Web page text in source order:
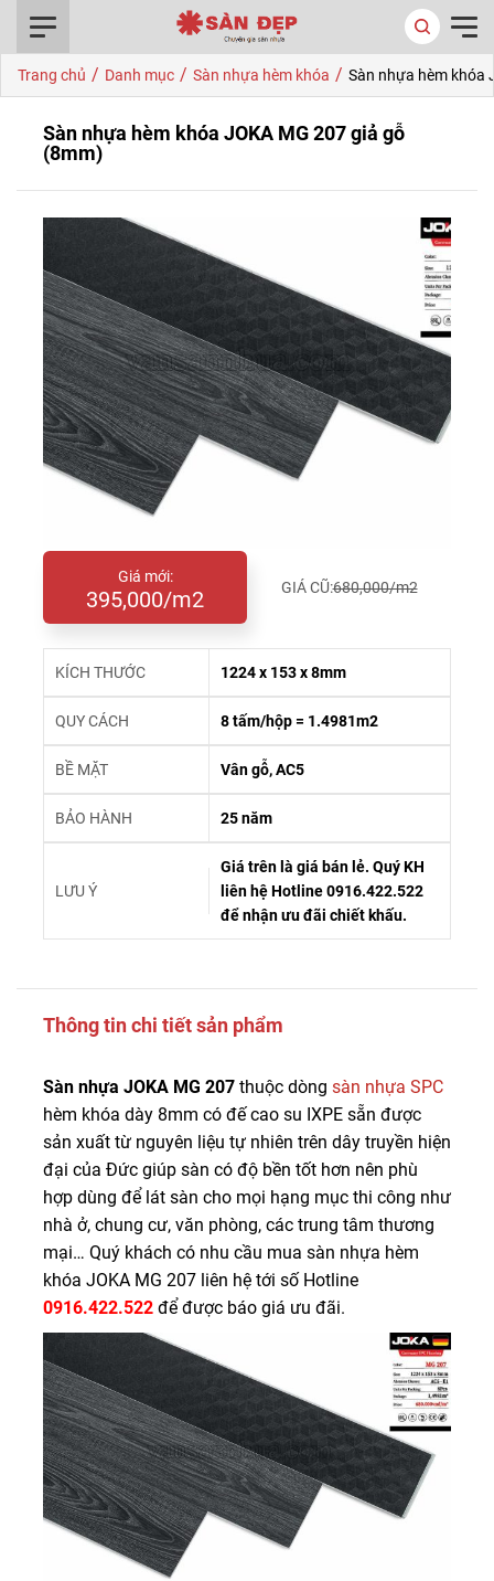
Trang chủ / Danh mục / Sàn nhựa hèm khóa / Sàn nhựa hèm khóa
Sàn nhựa hèm khóa JOKA MG 207 giả gỗ
(8mm)
Giá mới:
395,000/m2 GIÁ CŨ:680,000/m2
KÍCH THƯỚC 1224 x 153 x 8mm
QUY CÁCH 8 tấm/hộp = 1.4981m2
BỀ MẶT Vân gỗ, AC5
BẢO HÀNH 25 năm
LƯU Ý
Giá trên là giá bán lẻ. Quý KH
liên hệ Hotline 0916.422.522
để nhận ưu đãi chiết khấu.
Thông tin chi tiết sản phẩm
Sàn nhựa JOKA MG 207 thuộc dòng sàn nhựa SPC
hèm khóa dày 8mm có đế cao su IXPE sẵn được
sản xuất từ nguyên liệu tự nhiên trên dây truyền hiện
đại của Đức giúp sàn có độ bền tốt hơn nên phù
hợp dùng để lát sàn cho mọi hạng mục thi công như
nhà ở, chung cư, văn phòng, các trung tâm thương
mại… Quý khách có nhu cầu mua sàn nhựa hèm
khóa JOKA MG 207 liên hệ tới số Hotline
0916.422.522 để được báo giá ưu đãi.